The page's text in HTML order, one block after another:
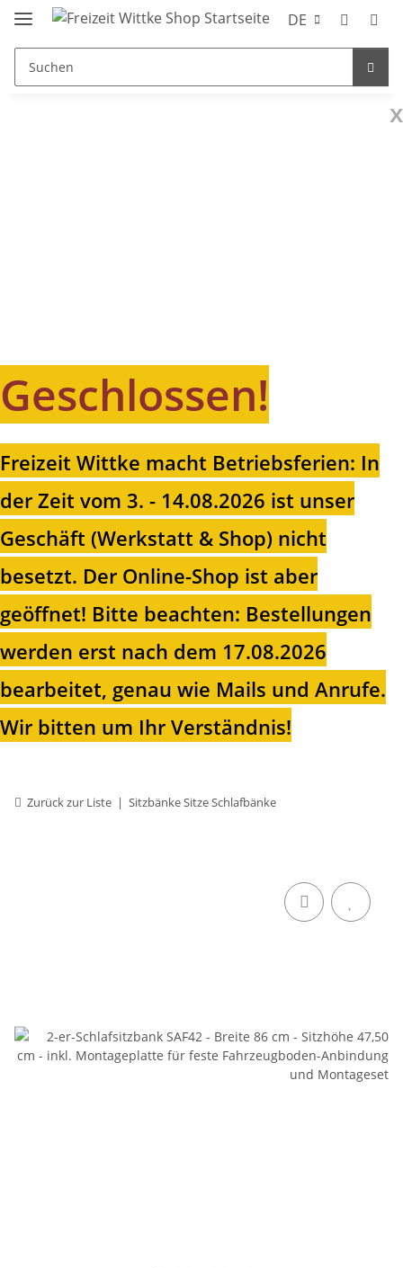
DE
x
Geschlossen!
Freizeit Wittke macht Betriebsferien: In
der Zeit vom 3. - 14.08.2026 ist unser
Geschäft (Werkstatt & Shop) nicht
besetzt. Der Online-Shop ist aber
geöffnet! Bitte beachten: Bestellungen
werden erst nach dem 17.08.2026
bearbeitet, genau wie Mails und Anrufe.
Wir bitten um Ihr Verständnis!
Zurück zur Liste Sitzbänke Sitze Schlafbänke